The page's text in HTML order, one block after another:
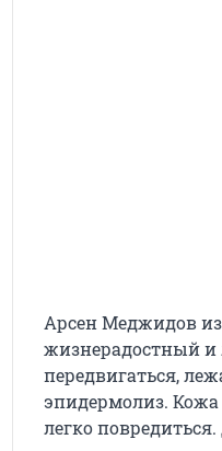
Арсен Меджидов
жизнерадостный и
передвигаться,
эпидермолиз.
легко